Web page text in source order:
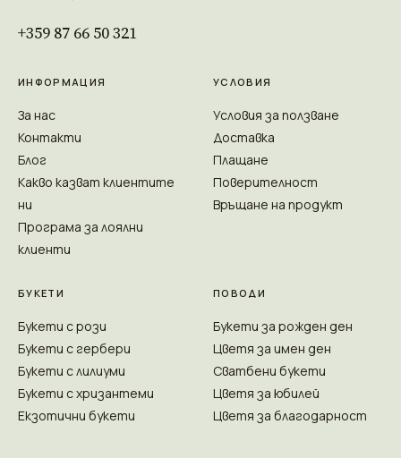
+359 87 66 50 321
ИНФОРМАЦИЯ
За нас
Контакти
Блог
Какво казват клиентите
ни
Програма за лоялни
клиенти
УСЛОВИЯ
Условия за ползване
Доставка
Плащане
Поверителност
Връщане на продукт
БУКЕТИ
Букети с рози
Букети с гербери
Букети с лилиуми
Букети с хризантеми
Екзотични букети
ПОВОДИ
Букети за рожден ден
Цветя за имен ден
Сватбени букети
Цветя за юбилей
Цветя за благодарност